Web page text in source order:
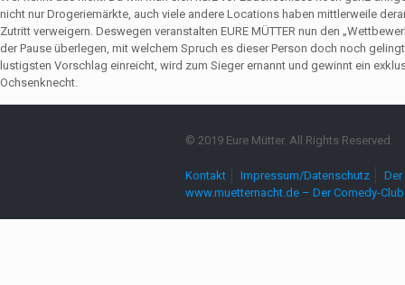
nicht nur Drogeriemärkte, auch viele andere Locations haben mittlerweile
Zutritt verweigern. Deswegen veranstalten EURE MÜTTER nun den
der Pause überlegen, mit welchem Spruch es dieser Person doch noch
lustigsten Vorschlag einreicht, wird zum Sieger ernannt und gewinnt ein
Ochsenknecht.
© 2019 Eure Mütter. All Rights Reserved.
Kontakt Impressum/Datenschutz
www.muetternacht.de – Der Comedy-Club